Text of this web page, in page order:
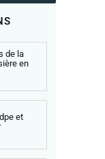
de la
en
et